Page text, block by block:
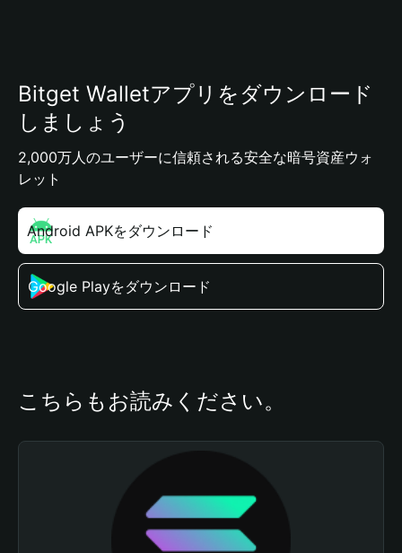
Bitget Walletアプリをダウンロード
しましょう
2,000万人のユーザーに信頼される安全な暗号資産ウォ
レット
Android APKをダウンロード
Google Playをダウンロード
こちらもお読みください。